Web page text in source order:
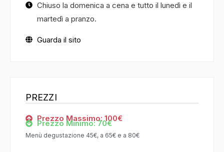
Chiuso la domenica a cena e tutto il lunedì e il
martedì a pranzo.
Guarda il sito
PREZZI
Prezzo Massimo: 100€
Prezzo Minimo: 70€
Menù degustazione 45€, a 65€ e a 80€